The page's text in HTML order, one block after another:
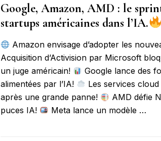
Google, Amazon, AMD : le
startups américaines dans l’IA.
Amazon envisage d’adopter les
Acquisition d’Activision par Microsoft
un juge américain!
Google lance des
alimentées par l’IA!
Les services
après une grande panne!
AMD défie
puces IA!
Meta lance un modèle …